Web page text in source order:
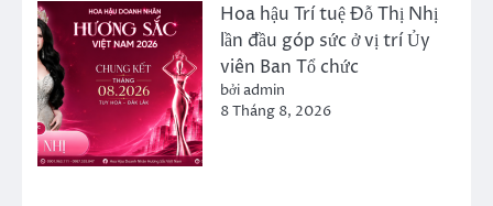
Hoa hậu Trí tuệ Đỗ Thị Nhị
lần đầu góp sức ở vị trí Ủy
viên Ban Tổ chức
bởi admin
8 Tháng 8, 2026